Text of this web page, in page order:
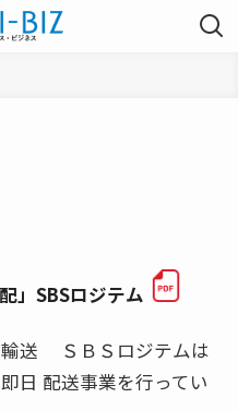
」SBSロジテム
輸送 ＳＢＳロジテムは
日 配送事業を行ってい